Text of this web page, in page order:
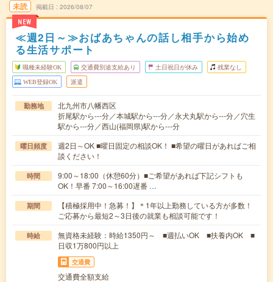
未読
NEW
掲載日 2026/08/07
≪週2日～≫おばあちゃんの話し相手から始め
る生活サポート
職種未経験OK 交通費別途支給あり 土日祝日が休み 残業なし
WEB登録OK 派遣
勤務地
北九州市八幡西区
折尾駅から---分／本城駅から---分／永犬丸駅から---分／穴生
駅から---分／西山(福岡県)駅から---分
曜日頻度
週2日～OK ■曜日固定の相談OK！ ■希望の曜日があればご相
談ください！
時間
9:00～18:00（休憩60分）■ご希望があれば下記シフトも
OK！早番 7:00～16:00遅番 …
期間
【積極採用中！急募！】＊1年以上勤務している方が多数！
ご応募から最短2～3日後の就業も相談可能です！
時給
無資格未経験：時給1350円～ ■週払いOK ■扶養内OK ■
日収1万800円以上
交通費
交通費全額支給